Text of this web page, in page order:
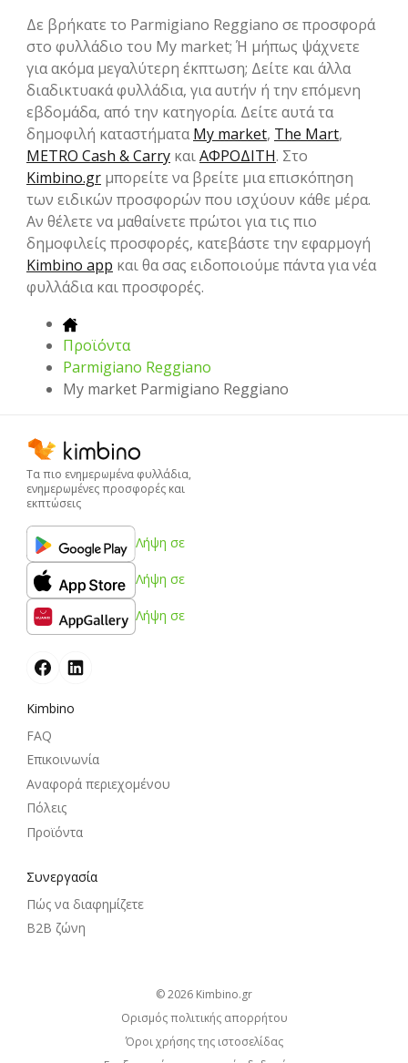
Δε βρήκατε το Parmigiano Reggiano σε προσφορά
στο φυλλάδιο του My market; Ή μήπως ψάχνετε
για ακόμα μεγαλύτερη έκπτωση; Δείτε και άλλα
διαδικτυακά φυλλάδια, για αυτήν ή την επόμενη
εβδομάδα, από την κατηγορία. Δείτε αυτά τα
δημοφιλή καταστήματαMy market, The Mart,
METRO Cash & Carry καιΑΦΡΟΔΙΤΗ. Στο
Kimbino.gr μπορείτε να βρείτε μια επισκόπηση
των ειδικών προσφορών που ισχύουν κάθε μέρα.
Αν θέλετε να μαθαίνετε πρώτοι για τις πιο
δημοφιλείς προσφορές, κατεβάστε την εφαρμογή
Kimbino app και θα σας ειδοποιούμε πάντα για νέα
φυλλάδια και προσφορές.
Προϊόντα
Parmigiano Reggiano
My market Parmigiano Reggiano
Τα πιο ενημερωμένα φυλλάδια,
ενημερωμένες προσφορές και
εκπτώσεις
Λήψη σε
Λήψη σε
Λήψη σε
Kimbino
FAQ
Επικοινωνία
Αναφορά περιεχομένου
Πόλεις
Προϊόντα
Συνεργασία
Πώς να διαφημίζετε
B2B ζώνη
© 2026
kimbino.gr
Ορισμός πολιτικής απορρήτου
Όροι χρήσης της ιστοσελίδας